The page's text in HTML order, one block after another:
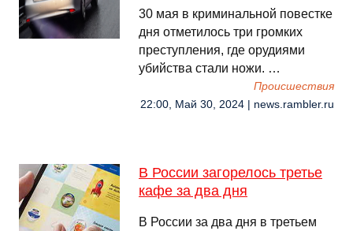
30 мая в криминальной повестке
дня отметилось три громких
преступления, где орудиями
убийства стали ножи. …
Происшествия
22:00, Май 30, 2024 | news.rambler.ru
В России загорелось третье
кафе за два дня
В России за два дня в третьем